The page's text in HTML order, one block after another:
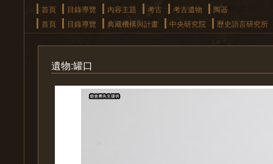
首頁
目錄導覽 內容主題 考古 考古遺物
陶器
首頁
目錄導覽 典藏機構與計畫 中央研究院 歷史語言研究所
遺物:罐口